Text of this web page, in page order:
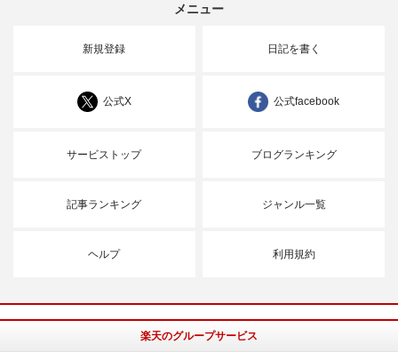
メニュー
新規登録 日記を書く
公式X 公式facebook
サービストップ ブログランキング
記事ランキング ジャンル一覧
ヘルプ 利用規約
楽天のグループサービス